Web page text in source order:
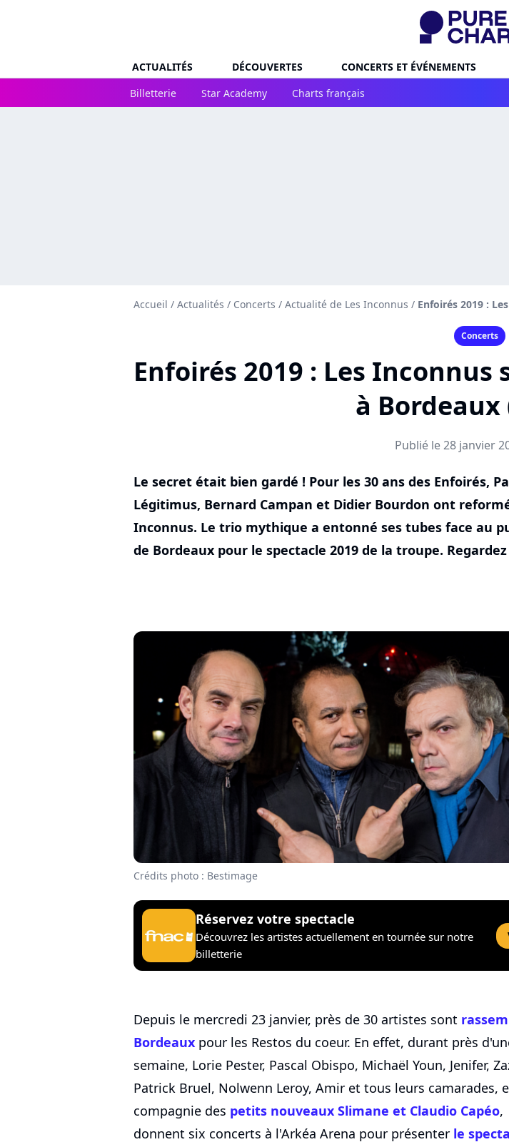
ACTUALITÉS DÉCOUVERTES CONCERTS ET ÉVÉNEMENTS
Billetterie
Star Academy Charts français
Accueil / Actualités / Concerts / Actualité de Les Inconnus / Enfoirés 2019 :
Concerts
Enfoirés 2019 : Les
à Bordeaux
Publié le 28 janvier
Le secret était bien gardé ! Pour les 30 ans des Enfoirés,
Légitimus, Bernard Campan et Didier Bourdon ont
Inconnus. Le trio mythique a entonné ses tubes face au
de Bordeaux pour le spectacle 2019 de la troupe. Regardez
Crédits photo : Bestimage
Réservez votre spectacle
Découvrez les artistes actuellement en tournée sur notre
billetterie
Depuis le mercredi 23 janvier, près de 30 artistes sont
Bordeaux pour les Restos du coeur. En effet, durant près
semaine, Lorie Pester, Pascal Obispo, Michaël Youn, Jenifer,
Patrick Bruel, Nolwenn Leroy, Amir et tous leurs camarades,
compagnie des petits nouveaux Slimane et Claudio Capéo,
donnent six concerts à l'Arkéa Arena pour présenter le